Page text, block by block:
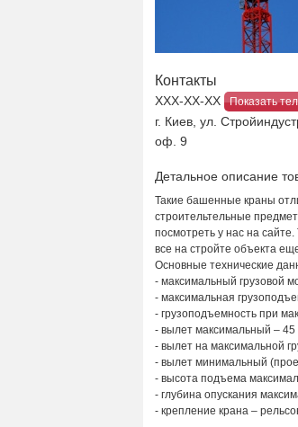
Контакты
ХХХ-ХХ-ХХ Показать
г. Киев, ул.
оф. 9
Детальное описание
Такие башенные краны
строительтельные
посмотреть у нас на
все на стройте объекта
Основные технические
- максимальный грузовой
- максимальная
- грузоподъемность при
- вылет максимальный – 45
- вылет на максимальной
- вылет минимальный
- высота подъема
- глубина опускания
- крепление крана –